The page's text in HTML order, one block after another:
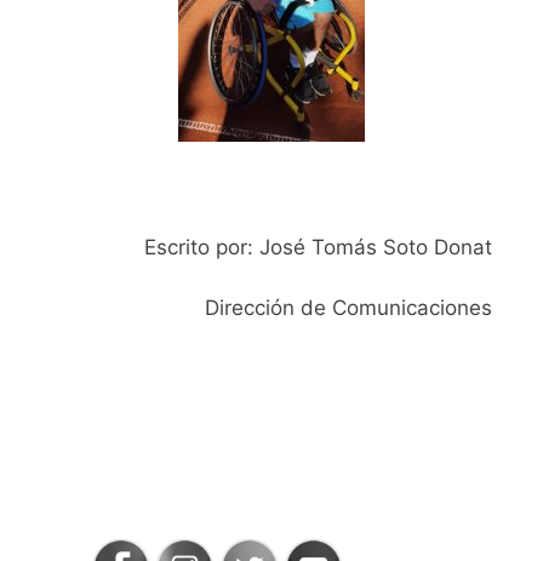
Escrito por: José Tomás Soto Donat
Dirección de Comunicaciones